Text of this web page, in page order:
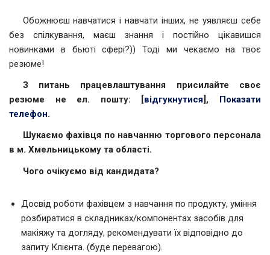
Обожнюєш навчатися і навчати інших, не уявляєш себе
без спілкування, маєш знання і постійно цікавишся
новинками в бьюті сфері?)) Тоді ми чекаємо на твоє
резюме!
З питань працевлаштування присилайте своє
резюме не ел. пошту: [відгукнутися], Показати
телефон.
Шукаємо фахівця по навчанню торгового персонала
в м. Хмельницькому та області.
Чого очікуємо від кандидата?
Досвід роботи фахівцем з навчання по продукту, уміння
розбиратися в складниках/компонентах засобів для
макіяжу та догляду, рекомендувати їх відповідно до
запиту Клієнта. (буде перевагою).